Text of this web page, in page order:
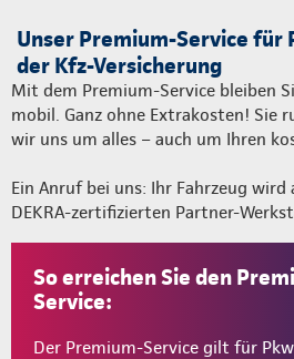
Unser Premium-Service für
der Kfz-Versicherung
Mit dem Premium-Service bleiben
mobil. Ganz ohne Extrakosten! Sie
wir uns um alles – auch um Ihren
Ein Anruf bei uns: Ihr Fahrzeug
DEKRA-zertifizierten Partner-
So erreichen Sie den
Service:
Der Premium-Service gilt für